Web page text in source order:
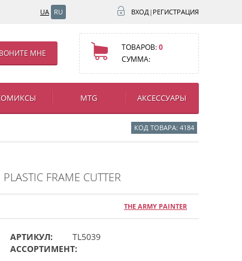
UA RU ВХОД| РЕГИСТРАЦИЯ
МНЕ
ТОВАРОВ:0
СУММА:
MTG АКСЕССУАРЫ
КОД ТОВАРА: 4184
FRAME CUTTER
THE ARMY PAINTER
АРТИКУЛ:
TL5039
АССОРТИМЕНТ: